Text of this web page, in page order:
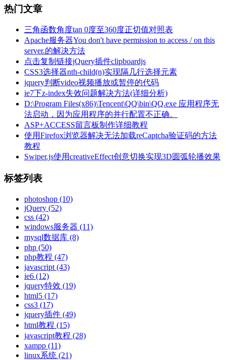
热门文章
三角函数角度tan 0度至360度正切值对照表
Apache服务器You don't have permission to access / on this
server.的解决方法
点击复制链接jQuery插件clipboardjs
CSS3选择器nth-child(n)实现隔几行选择元素
jquery判断video视频播放或暂停的代码
ie7下z-index失效问题解决方法(详细分析)
D:\Program Files(x86)\Tencent\QQ\bin\QQ.exe 应用程序无
法启动，因为应用程序的并行配置不正确。
ASP+ACCESS留言板制作详细教程
使用Firefox浏览器解决无法加载reCaptcha验证码的方法
教程
Swiper.js使用creativeEffect创意切换实现3D圆弧轮播效果
标签列表
photoshop (10)
jQuery (52)
css (42)
windows服务器 (11)
mysql数据库 (8)
php (50)
php教程 (47)
javascript (43)
ie6 (12)
jquery特效 (19)
html5 (17)
css3 (17)
jquery插件 (49)
html教程 (15)
javascript教程 (28)
xampp (11)
linux系统 (21)